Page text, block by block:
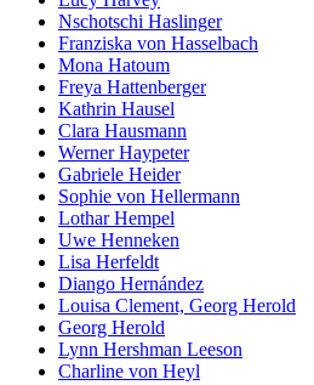
Nschotschi Haslinger
Franziska von Hasselbach
Mona Hatoum
Freya Hattenberger
Kathrin Hausel
Clara Hausmann
Werner Haypeter
Gabriele Heider
Sophie von Hellermann
Lothar Hempel
Uwe Henneken
Lisa Herfeldt
Diango Hernández
Louisa Clement, Georg Herold
Georg Herold
Lynn Hershman Leeson
Charline von Heyl